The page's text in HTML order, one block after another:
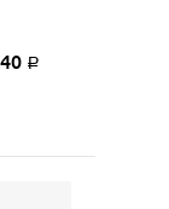
Р